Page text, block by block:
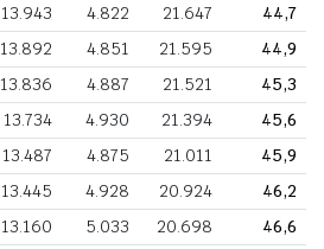
13.943 4.822 21.647
44,7
13.892 4.851 21.595
44,9
13.836 4.887 21.521
45,3
13.734 4.930 21.394
45,6
13.487 4.875 21.011
45,9
13.445 4.928 20.924
46,2
13.160 5.033 20.698
46,6